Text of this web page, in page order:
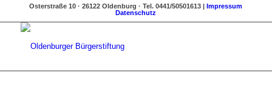
Osterstraße 10 · 26122 Oldenburg · Tel. 0441/50501613 |Impressum
Datenschutz